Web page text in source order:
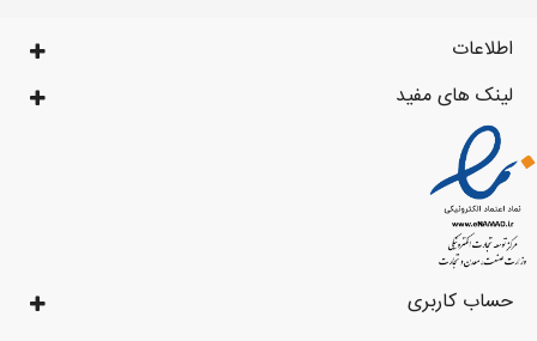
اطلاعات
لینک های مفید
حساب کاربری